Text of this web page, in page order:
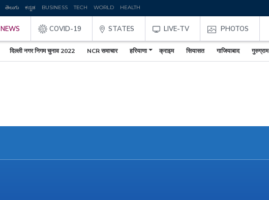
తెలుగు ಕನ್ನಡ BUSINESS TECH WORLD HEALTH
NEWS COVID-19 STATES LIVE-TV PHOTOS
दिल्ली नगर निगम चुनाव 2022 NCR समाचार हरियाणा क्राइम सियासत गाजियाबाद गुरुग्राम